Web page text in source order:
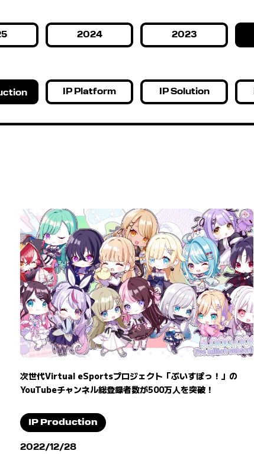
2024 2023
IP Platform IP Solution
次世代Virtual eSportsプロジェクト「ぶいすぽっ！」の
YouTubeチャンネル総登録者数が500万人を突破！
IP Production
2022/12/28